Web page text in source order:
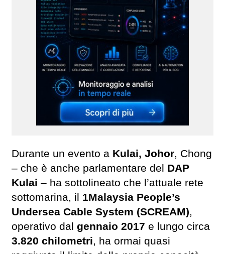
Durante un evento a Kulai, Johor, Chong
– che è anche parlamentare del DAP
Kulai – ha sottolineato che l’attuale rete
sottomarina, il 1Malaysia People’s
Undersea Cable System (SCREAM),
operativo dal gennaio 2017 e lungo circa
3.820 chilometri, ha ormai quasi